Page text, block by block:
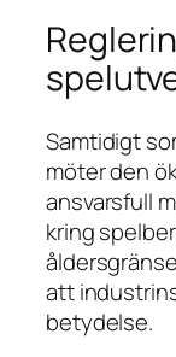
Samtidigt
möter den
ansvarsfull
kring
att
betydelse.